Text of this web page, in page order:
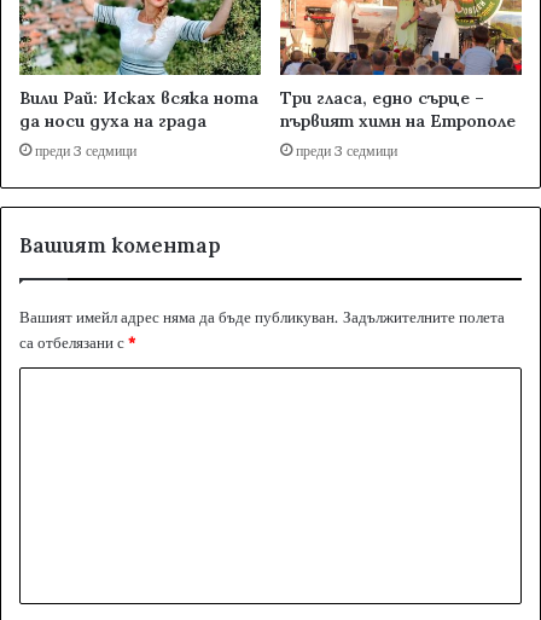
Вили Рай: Исках всяка нота
да носи духа на града
преди 3 седмици
Три гласа, едно сърце –
първият химн на Етрополе
преди 3 седмици
Вашият коментар
Вашият имейл адрес няма да бъде публикуван. Задължителните полета
са отбелязани с*
а